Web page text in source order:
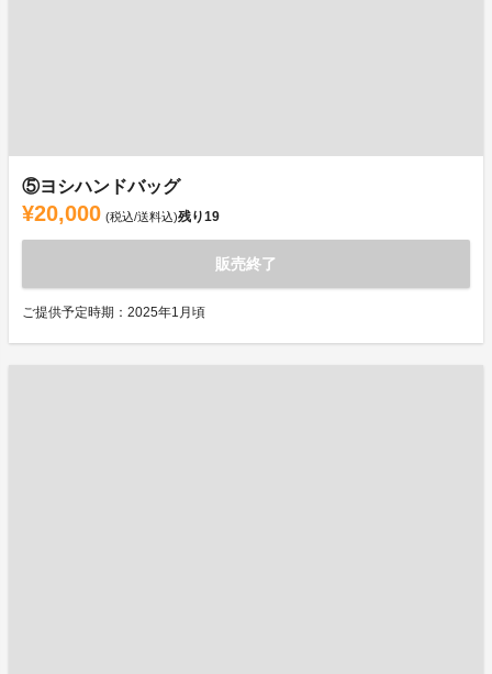
⑤ヨシハンドバッグ
¥20,000 (税込/送料込)残り19
販売終了
ご提供予定時期：2025年1月頃